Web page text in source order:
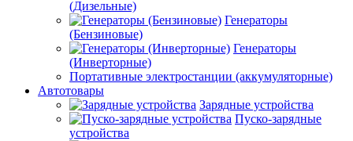
(Дизельные)
Генераторы
(Бензиновые)
Генераторы
(Инверторные)
Портативные электростанции (аккумуляторные)
Автотовары
Зарядные устройства
Пуско-зарядные
устройства